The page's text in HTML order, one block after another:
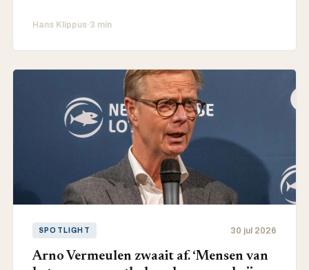
Hans Klippus·3 min
SPOTLIGHT 30 jul 2026
Arno Vermeulen zwaait af. ‘Mensen van